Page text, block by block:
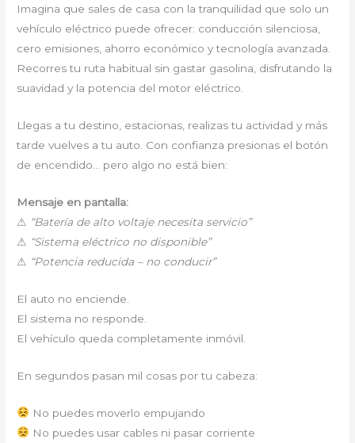
Imagina que sales de casa con la tranquilidad que solo un
vehículo eléctrico puede ofrecer: conducción silenciosa,
cero emisiones, ahorro económico y tecnología avanzada.
Recorres tu ruta habitual sin gastar gasolina, disfrutando la
suavidad y la potencia del motor eléctrico.
Llegas a tu destino, estacionas, realizas tu actividad y más
tarde vuelves a tu auto. Con confianza presionas el botón
de encendido… pero algo no está bien:
Mensaje en pantalla:
⚠ “Batería de alto voltaje necesita servicio”
⚠ “Sistema eléctrico no disponible”
⚠ “Potencia reducida – no conducir”
El auto no enciende.
El sistema no responde.
El vehículo queda completamente inmóvil.
En segundos pasan mil cosas por tu cabeza:
No puedes moverlo empujando
No puedes usar cables ni pasar corriente